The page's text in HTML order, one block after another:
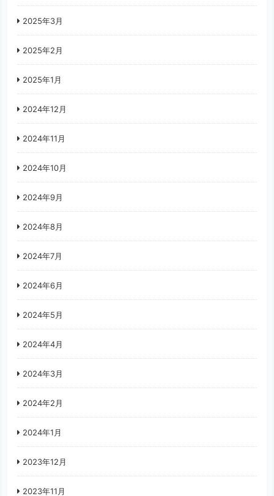
2025年3月
2025年2月
2025年1月
2024年12月
2024年11月
2024年10月
2024年9月
2024年8月
2024年7月
2024年6月
2024年5月
2024年4月
2024年3月
2024年2月
2024年1月
2023年12月
2023年11月